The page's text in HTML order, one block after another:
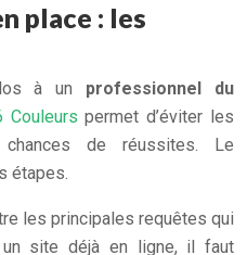
place : les
à un professionnel du
Couleurs permet d’éviter les
de réussites. Le
étapes.
les principales requêtes qui
site déjà en ligne, il faut